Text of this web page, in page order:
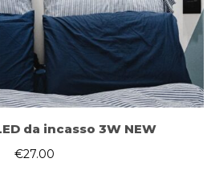
da incasso 3W NEW
€27.00